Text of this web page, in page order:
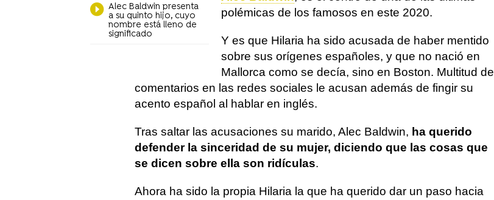
Alec Baldwin presenta
a su quinto hijo, cuyo
nombre está lleno de
significado
polémicas de los famosos en este 2020.
Y es que Hilaria ha sido acusada de haber mentido
sobre sus orígenes españoles, y que no nació en
Mallorca como se decía, sino en Boston. Multitud de
comentarios en las redes sociales le acusan además de fingir su
acento español al hablar en inglés.
Tras saltar las acusaciones su marido, Alec Baldwin, ha querido
defender la sinceridad de su mujer, diciendo que las cosas que
se dicen sobre ella son ridículas.
Ahora ha sido la propia Hilaria la que ha querido dar un paso hacia